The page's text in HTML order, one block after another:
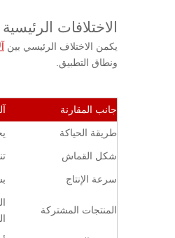
الاختلافات
يكمن الاختلاف الرئيسي بين
ونطاق التطبيق.
جانب المقارنة
طريقة الحياكة
شكل القماش
سرعة الإنتاج
المنتجات المشتركة